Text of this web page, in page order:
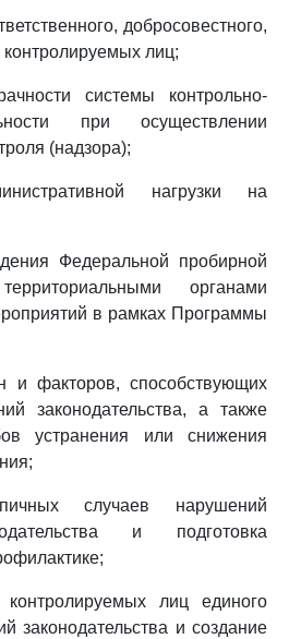
добросовестного,
лиц;
системы контрольно-
при осуществлении
(надзора);
нагрузки на
Федеральной пробирной
органами
в рамках Программы
и факторов, способствующих
законодательства, а также
устранения или снижения
случаев нарушений
и подготовка
лиц единого
законодательства и создание